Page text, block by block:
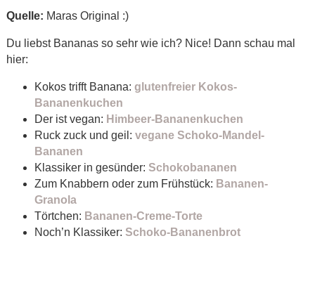
Quelle: Maras Original :)
Du liebst Bananas so sehr wie ich? Nice! Dann schau mal
hier:
Kokos trifft Banana: glutenfreier Kokos-
Bananenkuchen
Der ist vegan: Himbeer-Bananenkuchen
Ruck zuck und geil: vegane Schoko-Mandel-
Bananen
Klassiker in gesünder: Schokobananen
Zum Knabbern oder zum Frühstück: Bananen-
Granola
Törtchen: Bananen-Creme-Torte
Noch’n Klassiker: Schoko-Bananenbrot